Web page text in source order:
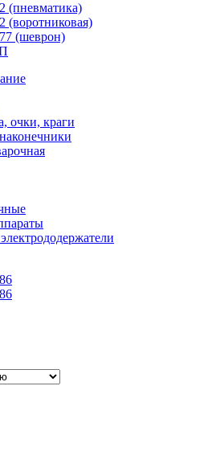
(пневматика)
(шеврон)
очки, краги